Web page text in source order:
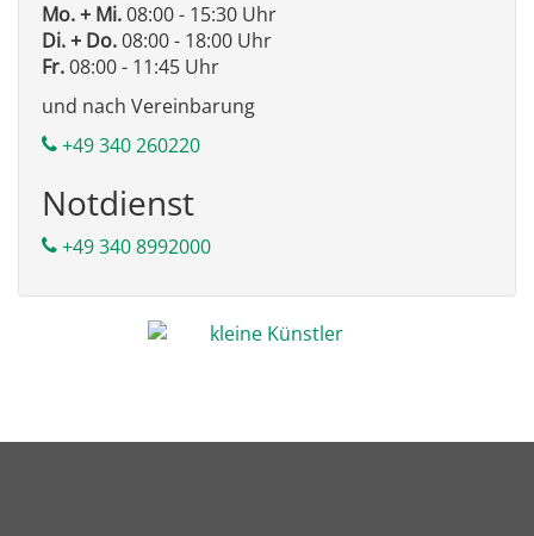
Mo. + Mi.08:00 - 15:30 Uhr
Di. + Do.08:00 - 18:00 Uhr
Fr.08:00 - 11:45 Uhr
und nach Vereinbarung
+49 340 260220
Notdienst
+49 340 8992000